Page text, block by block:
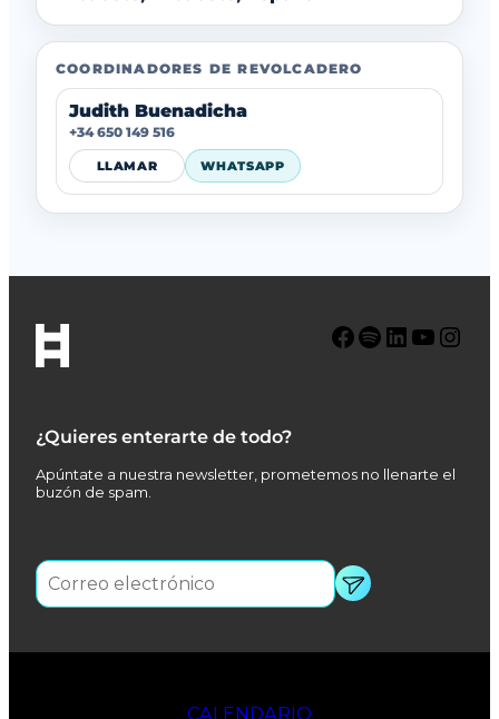
COORDINADORES DE REVOLCADERO
Judith Buenadicha
+34 650 149 516
LLAMAR WHATSAPP
¿Quieres enterarte de todo?
Apúntate a nuestra newsletter, prometemos no llenarte el
buzón de spam.
Facebook Spotify LinkedIn YouTube Instagram
CALENDARIO